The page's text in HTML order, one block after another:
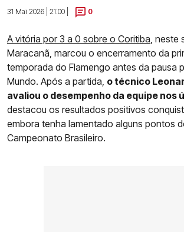
31 Mai 2026 | 21:00 |
0
A vitória por 3 a 0 sobre o Coritiba ,
Maracanã, marcou o encerramento da
temporada do Flamengo antes da pausa
Mundo. Após a partida, o técnico
avaliou o desempenho da equipe nos
destacou os resultados positivos
embora tenha lamentado alguns pontos
Campeonato Brasileiro.